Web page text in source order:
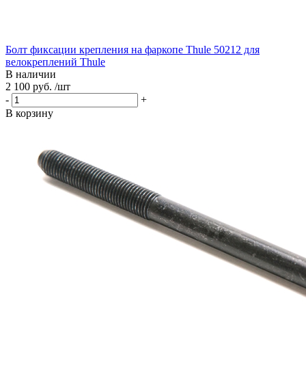
Болт фиксации крепления на фаркопе Thule 50212 для
велокреплений Thule
В наличии
2 100 руб. /шт
-
+
В корзину